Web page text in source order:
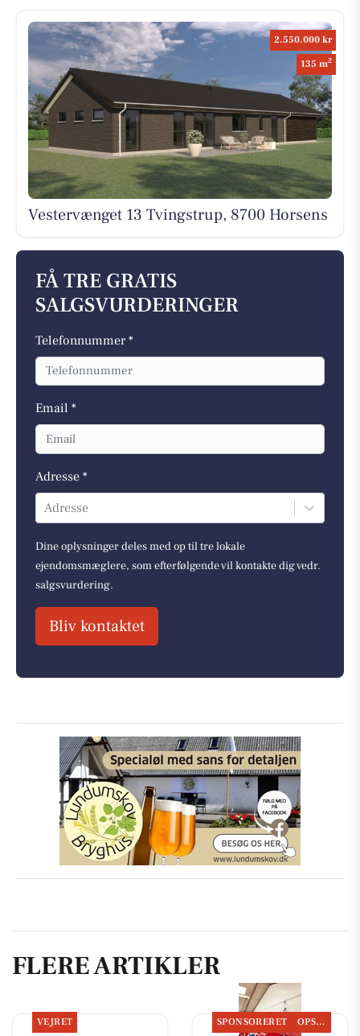
2.550.000 kr
135 m2
Vestervænget 13 Tvingstrup, 8700 Horsens
FÅ TRE GRATIS
SALGSVURDERINGER
Telefonnummer *
Email *
Adresse *
Adresse
Dine oplysninger deles med op til tre lokale
ejendomsmæglere, som efterfølgende vil kontakte dig vedr.
salgsvurdering.
Bliv kontaktet
FLERE ARTIKLER
VEJRET SPONSORERET OPSLAGSTAVLEN